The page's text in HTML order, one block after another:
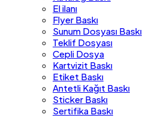
El ilanı
Flyer Baskı
Sunum Dosyası Baskı
Teklif Dosyası
Cepli Dosya
Kartvizit Baskı
Etiket Baskı
Antetli Kağıt Baskı
Sticker Baskı
Sertifika Baskı